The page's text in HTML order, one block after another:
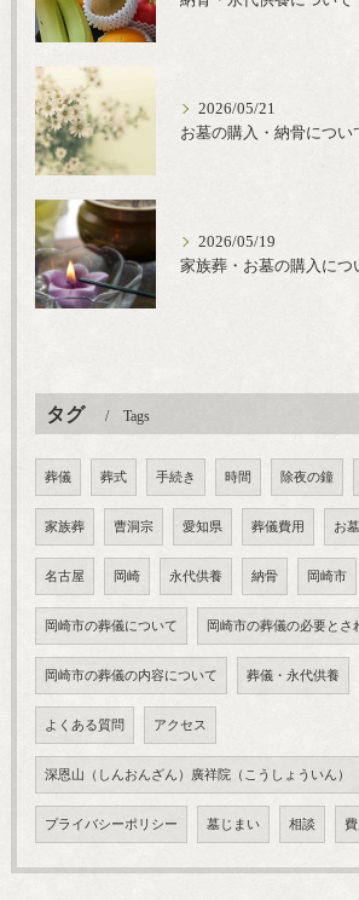
2026/05/21
お墓の購入・納骨につい
2026/05/19
家族葬・お墓の購入につ
タグ Tags
葬儀 葬式 手続き 時間 除夜の鐘
家族葬 曹洞宗 愛知県 葬儀費用 お
名古屋 岡崎 永代供養 納骨 岡崎市
岡崎市の葬儀について 岡崎市の葬儀の必要とさ
岡崎市の葬儀の内容について 葬儀・永代供養
よくある質問 アクセス
深恩山（しんおんざん）廣祥院（こうしょういん）
プライバシーポリシー 墓じまい 相談 費